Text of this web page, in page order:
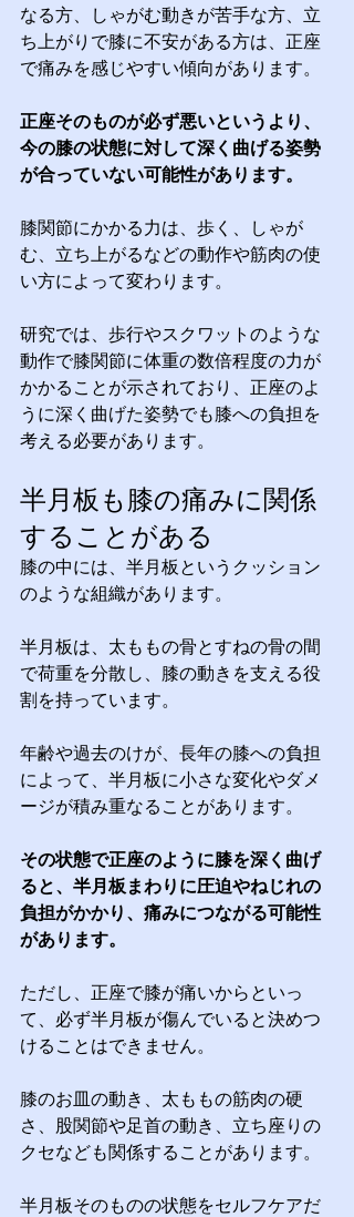
なる方、しゃがむ動きが苦手な方、立
ち上がりで膝に不安がある方は、正座
で痛みを感じやすい傾向があります。
正座そのものが必ず悪いというより、
今の膝の状態に対して深く曲げる姿勢
が合っていない可能性があります。
膝関節にかかる力は、歩く、しゃが
む、立ち上がるなどの動作や筋肉の使
い方によって変わります。
研究では、歩行やスクワットのような
動作で膝関節に体重の数倍程度の力が
かかることが示されており、正座のよ
うに深く曲げた姿勢でも膝への負担を
考える必要があります。
半月板も膝の痛みに関係
することがある
膝の中には、半月板というクッション
のような組織があります。
半月板は、太ももの骨とすねの骨の間
で荷重を分散し、膝の動きを支える役
割を持っています。
年齢や過去のけが、長年の膝への負担
によって、半月板に小さな変化やダメ
ージが積み重なることがあります。
その状態で正座のように膝を深く曲げ
ると、半月板まわりに圧迫やねじれの
負担がかかり、痛みにつながる可能性
があります。
ただし、正座で膝が痛いからといっ
て、必ず半月板が傷んでいると決めつ
けることはできません。
膝のお皿の動き、太ももの筋肉の硬
さ、股関節や足首の動き、立ち座りの
クセなども関係することがあります。
半月板そのものの状態をセルフケアだ